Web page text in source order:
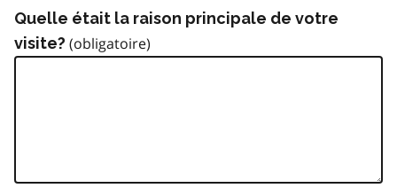
Quelle était la raison principale de votre
visite?